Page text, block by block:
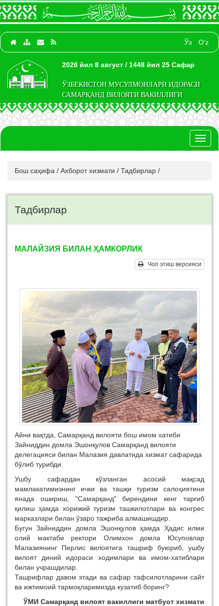
Ўз O‘z
2026 йил 8 август / 1448 йил 25 Сафар
ЎЗБЕКИСТОН МУСУЛМОНЛАРИ ИДОРАСИ
САМАРҚАНД ВИЛОЯТИ ВАКИЛЛИГИ
Бош саҳифа / Ахборот хизмати / Тадбирлар /
Тадбирлар
МАЛАЙЗИЯ БИЛАН ҲАМКОРЛИК
Чоп этиш версияси
Айни вақтда, Самарқанд вилояти бош имом хатиби
Зайниддин домла Эшонқулов Самарқанд вилояти
делегацияси билан Малазия давлатида хизмат сафарида
бўлиб турибди.
Ушбу сафардан кўзланган асосий мақсад
мамлакатимизнинг ички ва ташқи туризм салоҳиятини
янада ошириш, "Самарқанд" бирендини кенг тарғиб
қилиш ҳамда хорижий туризм ташкилотлари ва конгрес
марказлари билан ўзаро тажриба алмашишдир.
Бугун Зайниддин домла Эшонқулов ҳамда Ҳадис илми
олий мактаби ректори Олимхон домла Юсуповлар
Малазиянинг Перлис вилоятига ташриф буюриб, ушбу
вилоят диний идораси ходимлари ва имом-хатиблари
билан учрашдилар.
Ташрифлар давом этади ва сафар тафсилотларини сайт
ва ижтимоий тармоқларимизда кузатиб боринг?
ЎМИ Самарқанд вилоят вакиллиги матбуот хизмати